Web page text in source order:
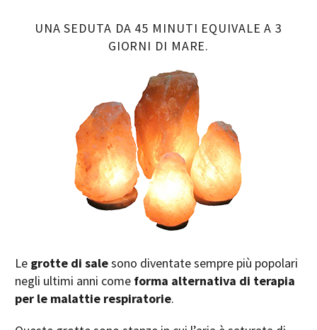
UNA SEDUTA DA 45 MINUTI EQUIVALE A 3
GIORNI DI MARE.
Le grotte di salesono diventate sempre più popolari
negli ultimi anni come forma alternativa di terapia
per le malattie respiratorie.